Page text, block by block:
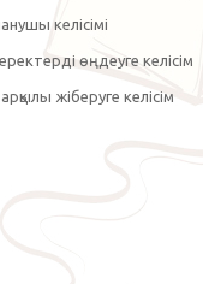
келісімі
өңдеуге келісім
жіберуге келісім